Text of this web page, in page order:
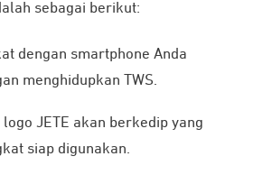
sebagai berikut:
dengan smartphone Anda
menghidupkan TWS.
logo JETE akan berkedip yang
siap digunakan.